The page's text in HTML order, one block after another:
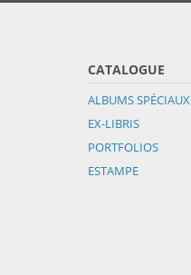
CATALOGUE
ALBUMS SPÉCIAUX
EX-LIBRIS
PORTFOLIOS
ESTAMPE